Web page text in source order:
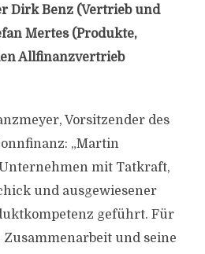
Dirk Benz (Vertrieb und
Mertes (Produkte,
Allfinanzvertrieb
Vorsitzender des
„Martin
mit Tatkraft,
und ausgewiesener
geführt. Für
und seine